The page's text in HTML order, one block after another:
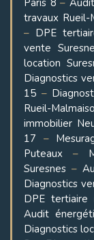
Paris 8 –
travaux Rueil-
– DPE
vente
location
Diagnostics
15 –
Rueil-
immobilier
17 –
Puteaux –
Suresnes –
Diagnostics
DPE tertiaire
Audit
Diagnostics